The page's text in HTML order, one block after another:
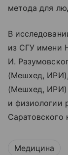
метода для
В
из СГУ имени
И.
(Мешхед, ИРИ),
(Мешхед, ИРИ)
и физиологии
Саратовского
Медицина